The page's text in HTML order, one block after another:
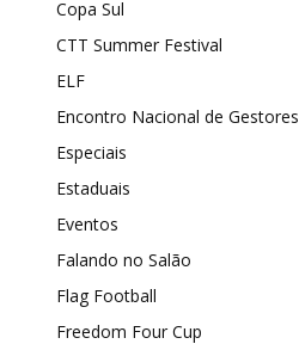
Copa Sul
CTT Summer Festival
ELF
Encontro Nacional de Gestores
Especiais
Estaduais
Eventos
Falando no Salão
Flag Football
Freedom Four Cup